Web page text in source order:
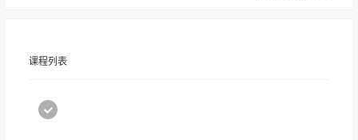
课程列表